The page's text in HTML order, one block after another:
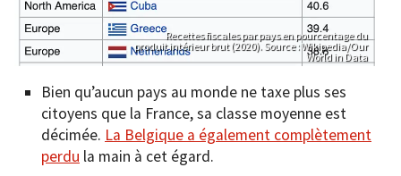
Recettes fiscales par pays en pourcentage du
produit intérieur brut (2020). Source : Wikipedia/Our
World in Data
Bien qu’aucun pays au monde ne taxe plus ses
citoyens que la France, sa classe moyenne est
décimée. La Belgique a également complètement
perdu la main à cet égard.